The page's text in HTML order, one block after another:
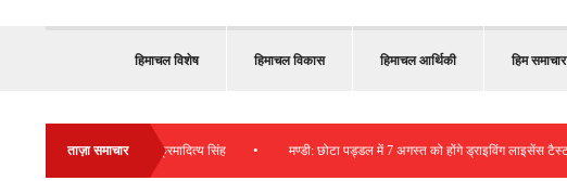
हिमाचल विशेष हिमाचल विकास हिमाचल आर्थिकी हिम समाचार
ताज़ा समाचार
जा रही व्यय – विक्रमादित्य सिंह • मण्डी: छोटा पड्डल में 7 अगस्त को होंगे ड्राइविंग लाइसेंस टैस्ट •